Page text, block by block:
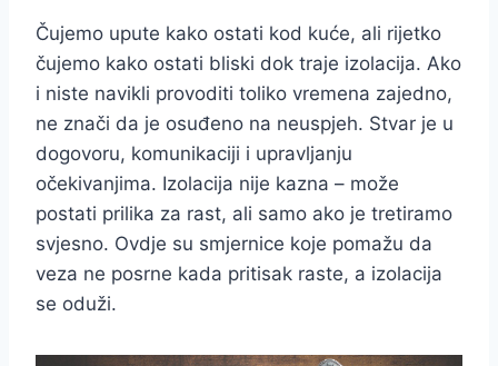
Čujemo upute kako ostati kod kuće, ali rijetko
čujemo kako ostati bliski dok traje izolacija. Ako
i niste navikli provoditi toliko vremena zajedno,
ne znači da je osuđeno na neuspjeh. Stvar je u
dogovoru, komunikaciji i upravljanju
očekivanjima. Izolacija nije kazna – može
postati prilika za rast, ali samo ako je tretiramo
svjesno. Ovdje su smjernice koje pomažu da
veza ne posrne kada pritisak raste, a izolacija
se oduži.